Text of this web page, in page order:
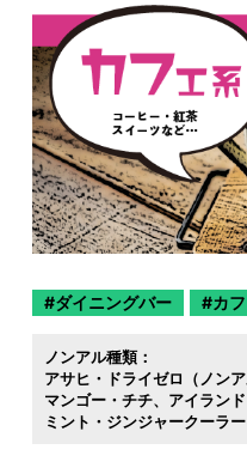
ダイニングバー カ
ノンアル種類：
アサヒ・ドライゼロ（ノンア
マンゴー・チチ
アイラン
ミント・ジンジャークーラー